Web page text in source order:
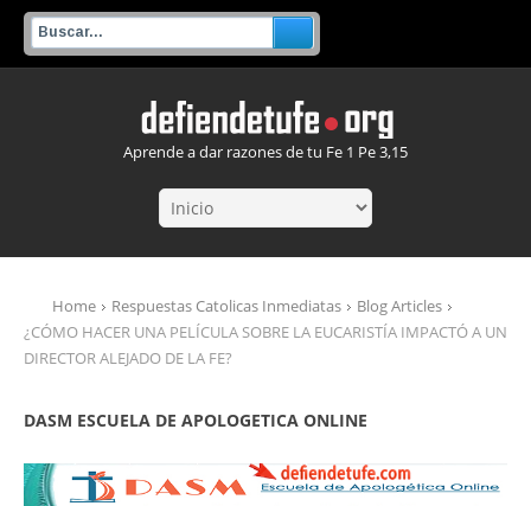
Aprende a dar razones de tu Fe 1 Pe 3,15
Home Respuestas Catolicas Inmediatas
Blog Articles
¿CÓMO HACER UNA PELÍCULA SOBRE LA EUCARISTÍA IMPACTÓ A UN
DIRECTOR ALEJADO DE LA FE?
DASM ESCUELA DE APOLOGETICA ONLINE